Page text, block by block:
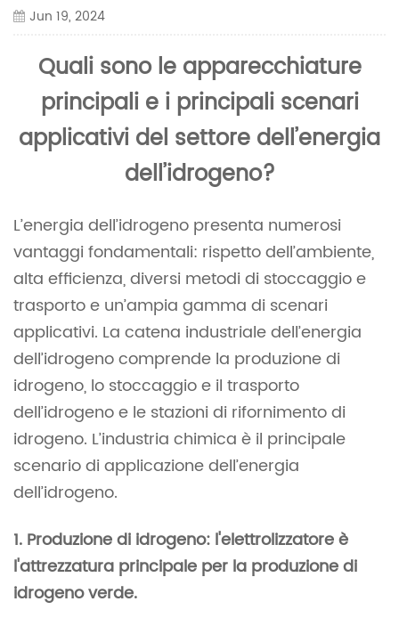
Jun 19, 2024
Quali sono le apparecchiature
principali e i principali scenari
applicativi del settore dell’energia
dell’idrogeno?
L’energia dell’idrogeno presenta numerosi
vantaggi fondamentali: rispetto dell’ambiente,
alta efficienza, diversi metodi di stoccaggio e
trasporto e un’ampia gamma di scenari
applicativi. La catena industriale dell’energia
dell’idrogeno comprende la produzione di
idrogeno, lo stoccaggio e il trasporto
dell’idrogeno e le stazioni di rifornimento di
idrogeno. L’industria chimica è il principale
scenario di applicazione dell’energia
dell’idrogeno.
1. Produzione di idrogeno: l'elettrolizzatore è
l'attrezzatura principale per la produzione di
idrogeno verde.